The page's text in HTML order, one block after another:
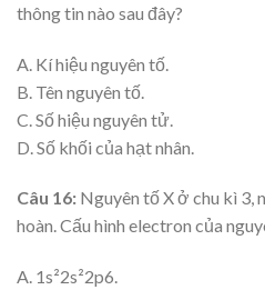
thông tin nào sau đây?
A. Kí hiệu nguyên tố.
B. Tên nguyên tố.
C. Số hiệu nguyên tử.
D. Số khối của hạt nhân.
Câu 16: Nguyên tố X ở chu kì 3,
hoàn. Cấu hình electron của
A. 1s²2s²2p6.